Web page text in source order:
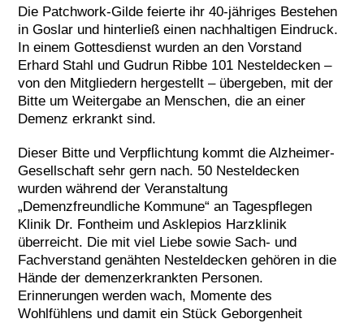
Die Patchwork-Gilde feierte ihr 40-jähriges Bestehen
in Goslar und hinterließ einen nachhaltigen Eindruck.
In einem Gottesdienst wurden an den Vorstand
Erhard Stahl und Gudrun Ribbe 101 Nesteldecken –
von den Mitgliedern hergestellt – übergeben, mit der
Bitte um Weitergabe an Menschen, die an einer
Demenz erkrankt sind.
Dieser Bitte und Verpflichtung kommt die Alzheimer-
Gesellschaft sehr gern nach. 50 Nesteldecken
wurden während der Veranstaltung
„Demenzfreundliche Kommune“ an Tagespflegen
Klinik Dr. Fontheim und Asklepios Harzklinik
überreicht. Die mit viel Liebe sowie Sach- und
Fachverstand genähten Nesteldecken gehören in die
Hände der demenzerkrankten Personen.
Erinnerungen werden wach, Momente des
Wohlfühlens und damit ein Stück Geborgenheit